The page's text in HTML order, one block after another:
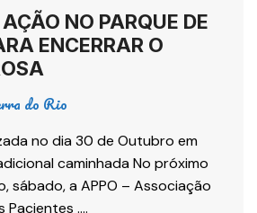
NO PARQUE DE
ENCERRAR O
do Rio
no dia 30 de Outubro em
caminhada No próximo
sábado, a APPO – Associação
Pacientes ….